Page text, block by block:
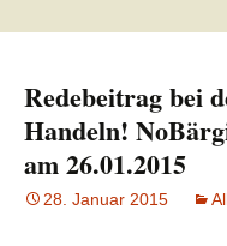
Redebeitrag bei
Handeln!
am 26.01.2015
28. Januar 2015